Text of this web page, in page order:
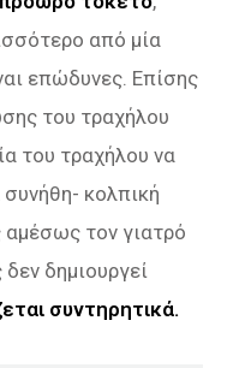
από μία
επώδυνες. Επίσης
του τραχήλου
του τραχήλου να
συνήθη- κολπική
αμέσως τον γιατρό
δημιουργεί
συντηρητικά.